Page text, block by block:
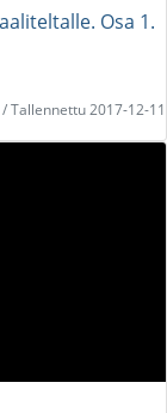
Osa 1.
Tallennettu 2017-12-11